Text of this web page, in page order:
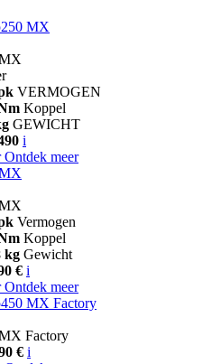
MX
VERMOGEN
Koppel
GEWICHT
i
Ontdek meer
Vermogen
Koppel
kg Gewicht
€ i
Ontdek meer
MX Factory
Factory
€ i